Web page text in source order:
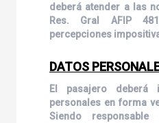
deberá atender a las
Res. Gral AFIP
percepciones
DATOS
El pasajero deberá
personales en forma
Siendo